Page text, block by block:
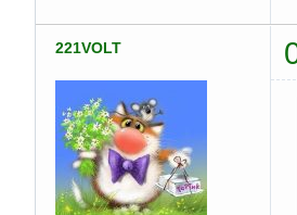
221VOLT